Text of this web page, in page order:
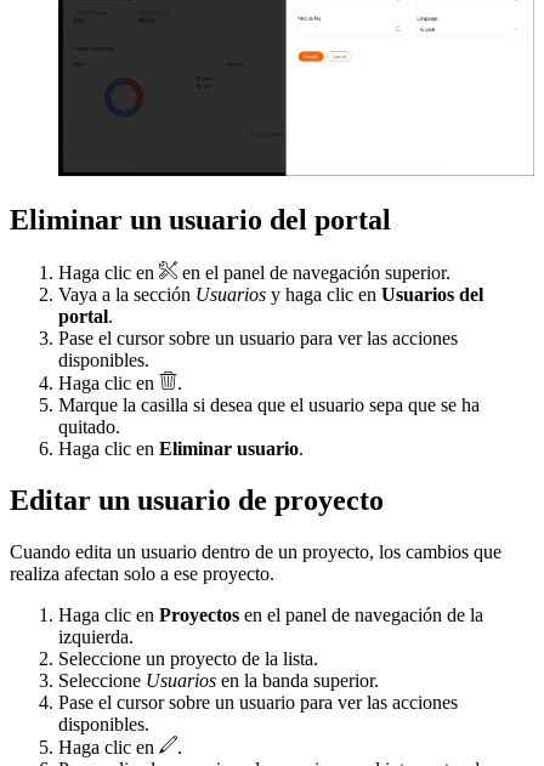
Eliminar un usuario del portal
Haga clic en
en el panel de navegación superior.
Vaya a la sección Usuarios y haga clic en Usuarios del
portal.
Pase el cursor sobre un usuario para ver las acciones
disponibles.
Haga clic en
.
Marque la casilla si desea que el usuario sepa que se ha
quitado.
Haga clic en Eliminar usuario.
Editar un usuario de proyecto
Cuando edita un usuario dentro de un proyecto, los cambios que
realiza afectan solo a ese proyecto.
Haga clic en Proyectos en el panel de navegación de la
izquierda.
Seleccione un proyecto de la lista.
Seleccione Usuarios en la banda superior.
Pase el cursor sobre un usuario para ver las acciones
disponibles.
Haga clic en
.